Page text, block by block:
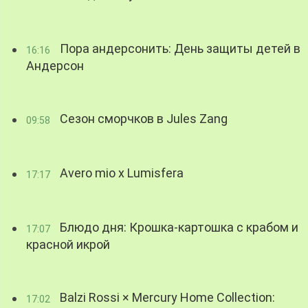
16:16
Пора андерсонить: День защиты детей в
Андерсон
09:58 Сезон сморчков в Jules Zang
17:17 Avero mio x Lumisfera
17:07
Блюдо дня: Крошка-картошка с крабом и
красной икрой
17:02
Balzi Rossi × Mercury Home Collection: